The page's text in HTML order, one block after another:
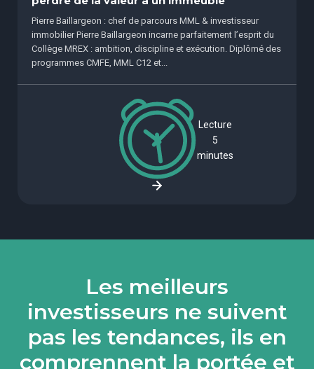
Pierre Baillargeon : chef de parcours MML & investisseur
immobilier Pierre Baillargeon incarne parfaitement l’esprit du
Collège MREX : ambition, discipline et exécution. Diplômé des
programmes CMFE, MML C12 et...
Lecture
5
minutes
Les meilleurs
investisseurs ne suivent
pas les tendances, ils en
comprennent la portée et